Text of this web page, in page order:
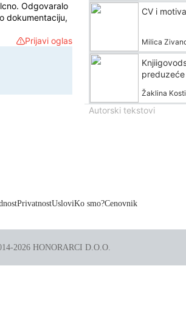
Odgovaralo
dokumentaciju,
Prijavi oglas
CV i
Milica
preduzeće
Žaklina
Autorski tekstovi
PrivatnostUsloviKo smo?Cenovnik
2026 HONORARCI D.O.O.